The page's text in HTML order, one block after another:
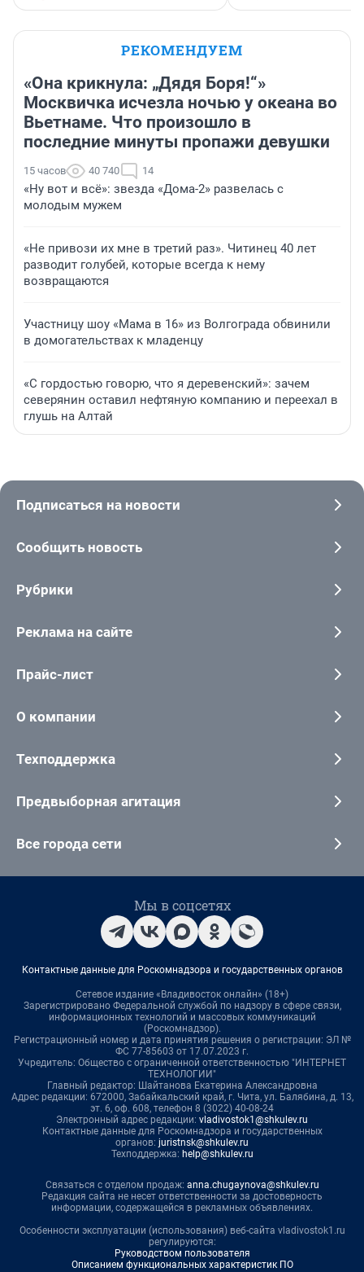
РЕКОМЕНДУЕМ
«Она крикнула: „Дядя Боря!“»
Москвичка исчезла ночью у океана во
Вьетнаме. Что произошло в
последние минуты пропажи девушки
15 часов 40 740 14
«Ну вот и всё»: звезда «Дома-2» развелась с
молодым мужем
«Не привози их мне в третий раз». Читинец 40 лет
разводит голубей, которые всегда к нему
возвращаются
Участницу шоу «Мама в 16» из Волгограда обвинили
в домогательствах к младенцу
«С гордостью говорю, что я деревенский»: зачем
северянин оставил нефтяную компанию и переехал в
глушь на Алтай
Подписаться на новости
Сообщить новость
Рубрики
Реклама на сайте
Прайс-лист
О компании
Техподдержка
Предвыборная агитация
Все города сети
Мы в соцсетях
Контактные данные для Роскомнадзора и государственных органов
Сетевое издание «Владивосток онлайн» (18+)
Зарегистрировано Федеральной службой по надзору в сфере связи,
информационных технологий и массовых коммуникаций
(Роскомнадзор).
Регистрационный номер и дата принятия решения о регистрации: ЭЛ №
ФС 77-85603 от 17.07.2023 г.
Учредитель: Общество с ограниченной ответственностью "ИНТЕРНЕТ
ТЕХНОЛОГИИ"
Главный редактор: Шайтанова Екатерина Александровна
Адрес редакции: 672000, Забайкальский край, г. Чита, ул. Балябина, д. 13,
эт. 6, оф. 608, телефон 8 (3022) 40-08-24
Электронный адрес редакции: vladivostok1@shkulev.ru
Контактные данные для Роскомнадзора и государственных
органов: juristnsk@shkulev.ru
Техподдержка: help@shkulev.ru
Связаться с отделом продаж: anna.chugaynova@shkulev.ru
Редакция сайта не несет ответственности за достоверность
информации, содержащейся в рекламных объявлениях.
Особенности эксплуатации (использования) веб-сайта vladivostok1.ru
регулируются:
Руководством пользователя
Описанием функциональных характеристик ПО